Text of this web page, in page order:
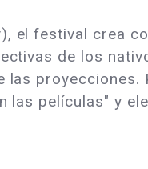
el festival crea
de los
proyecciones.
las películas" y